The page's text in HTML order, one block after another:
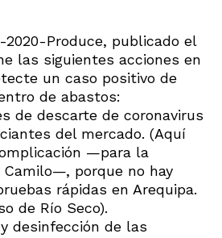
2020-Produce, publicado el
las siguientes acciones en
un caso positivo de
de abastos:
de descarte de coronavirus
del mercado. (Aquí
—para la
porque no hay
rápidas en Arequipa.
de Río Seco).
desinfección de las